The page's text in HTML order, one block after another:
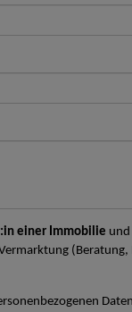
einer Immobilie und